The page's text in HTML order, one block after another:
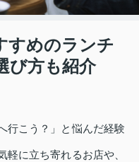
すめのランチ
び方も紹介
行こう？」と悩んだ経験
に立ち寄れるお店や、